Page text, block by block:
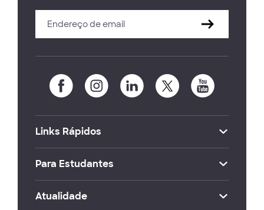
Links Rápidos
Para Estudantes
Atualidade